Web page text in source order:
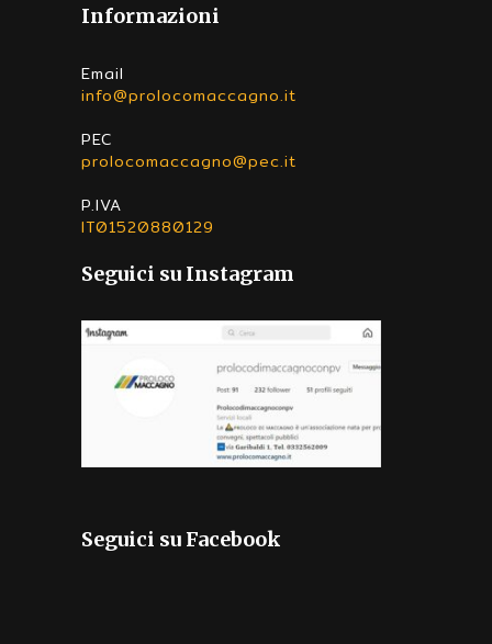
Informazioni
Email
info@prolocomaccagno.it
PEC
prolocomaccagno@pec.it
P.IVA
IT01520880129
Seguici su Instagram
Seguici su Facebook